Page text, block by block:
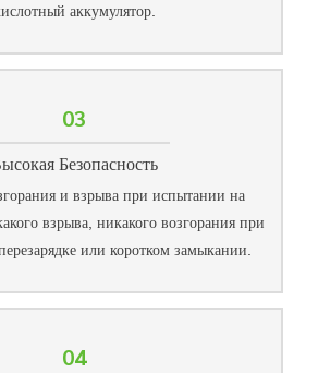
аккумулятор.
03
Безопасность
и взрыва при испытании на
взрыва, никакого возгорания при
или коротком замыкании.
04